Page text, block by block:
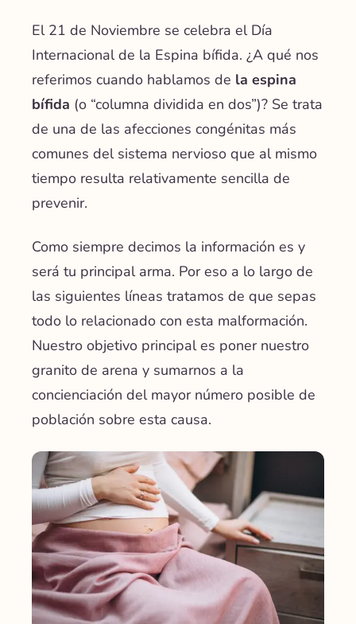
El 21 de Noviembre se celebra el Día
Internacional de la Espina bífida. ¿A qué nos
referimos cuando hablamos de la espina
bífida (o “columna dividida en dos”)? Se trata
de una de las afecciones congénitas más
comunes del sistema nervioso que al mismo
tiempo resulta relativamente sencilla de
prevenir.
Como siempre decimos la información es y
será tu principal arma. Por eso a lo largo de
las siguientes líneas tratamos de que sepas
todo lo relacionado con esta malformación.
Nuestro objetivo principal es poner nuestro
granito de arena y sumarnos a la
concienciación del mayor número posible de
población sobre esta causa.